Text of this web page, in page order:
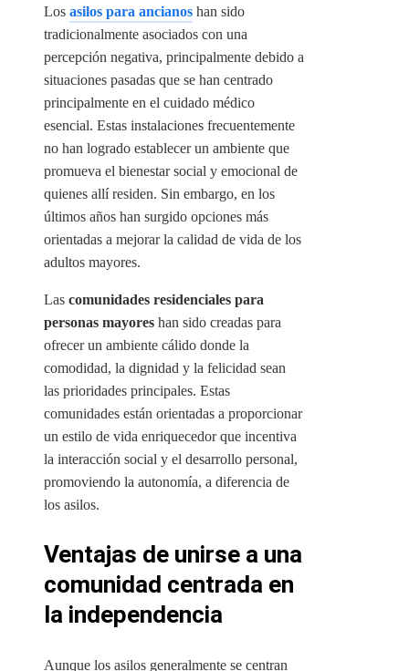
Los asilos para ancianos han sido
tradicionalmente asociados con una
percepción negativa, principalmente debido a
situaciones pasadas que se han centrado
principalmente en el cuidado médico
esencial. Estas instalaciones frecuentemente
no han logrado establecer un ambiente que
promueva el bienestar social y emocional de
quienes allí residen. Sin embargo, en los
últimos años han surgido opciones más
orientadas a mejorar la calidad de vida de los
adultos mayores.
Las comunidades residenciales para
personas mayores han sido creadas para
ofrecer un ambiente cálido donde la
comodidad, la dignidad y la felicidad sean
las prioridades principales. Estas
comunidades están orientadas a proporcionar
un estilo de vida enriquecedor que incentiva
la interacción social y el desarrollo personal,
promoviendo la autonomía, a diferencia de
los asilos.
Ventajas de unirse a una
comunidad centrada en
la independencia
Aunque los asilos generalmente se centran